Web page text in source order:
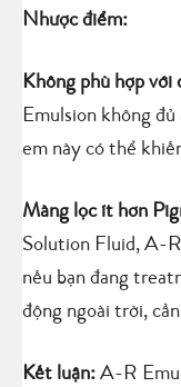
Nhược điểm:
Không phù hợp với
Emulsion không
em này có thể
Màng lọc ít hơn
Solution Fluid, A-
nếu bạn đang
động ngoài trời,
Kết luận: A-R